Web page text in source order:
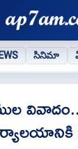
సినిమా